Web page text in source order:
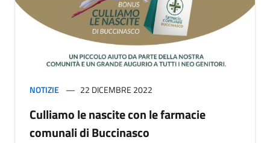
NOTIZIE 22 DICEMBRE 2022
Culliamo le nascite con le farmacie
comunali di Buccinasco